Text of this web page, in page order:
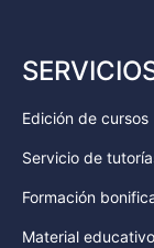
Edición de cursos
Servicio de
Formación
Material educativo